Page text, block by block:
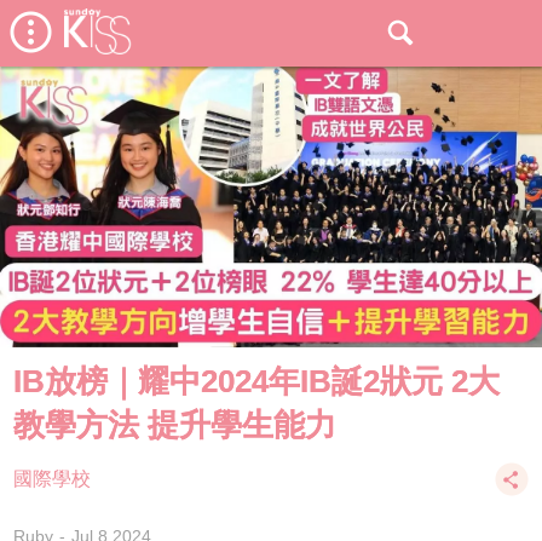
IB放榜｜耀中2024年IB誕2狀元 2大
教學方法 提升學生能力
國際學校
Ruby Jul 8 2024